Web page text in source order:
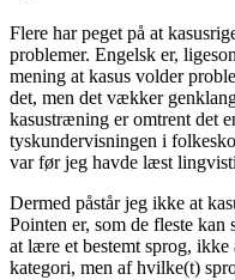
Flere har peget på at
problemer. Engelsk er,
mening at kasus volder
det, men det vækker
kasustræning er omtrent det
tyskundervisningen i
var før jeg havde læst
Dermed påstår jeg ikke at
Pointen er, som de fleste kan
at lære et bestemt sprog,
kategori, men af hvilke(t)